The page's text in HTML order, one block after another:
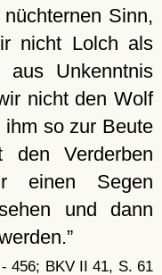
Sinn,
nicht Lolch als
Unkenntnis
nicht den Wolf
so zur Beute
Verderben
einen Segen
und dann
456; BKV II 41, S. 61